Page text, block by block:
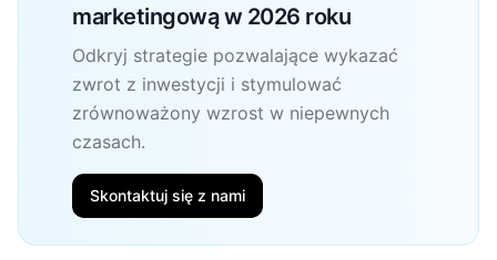
marketingową w 2026 roku
Odkryj strategie pozwalające wykazać
zwrot z inwestycji i stymulować
zrównoważony wzrost w niepewnych
czasach.
Skontaktuj się z nami